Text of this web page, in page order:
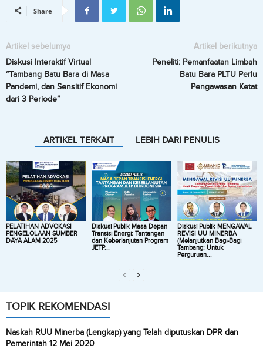
Share
Artikel sebelumya
Diskusi Interaktif Virtual
“Tambang Batu Bara di Masa
Pandemi, dan Sensitif Ekonomi
dari 3 Periode”
Artikel berikutnya
Peneliti: Pemanfaatan Limbah
Batu Bara PLTU Perlu
Pengawasan Ketat
ARTIKEL TERKAIT LEBIH DARI PENULIS
PELATIHAN ADVOKASI
PENGELOLAAN SUMBER
DAYA ALAM 2025
Diskusi Publik Masa Depan
Transisi Energi: Tantangan
dan Keberlanjutan Program
JETP...
Diskusi Publik MENGAWAL
REVISI UU MINERBA
(Melanjutkan Bagi-Bagi
Tambang: Untuk
Perguruan...
TOPIK REKOMENDASI
Naskah RUU Minerba (Lengkap) yang Telah diputuskan DPR dan
Pemerintah 12 Mei 2020